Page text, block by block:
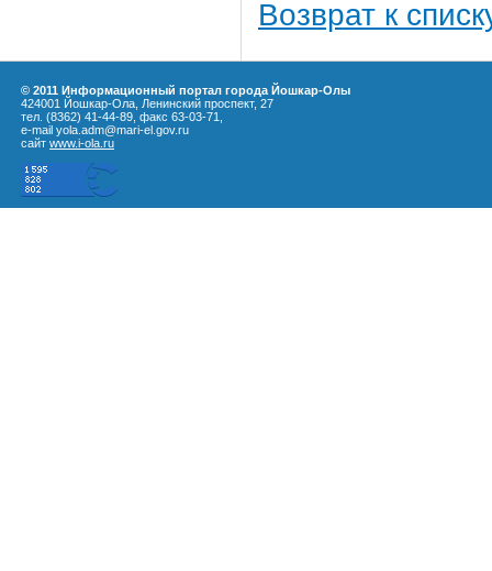
Возврат к
© 2011 Информационный портал города Йошкар-Олы
424001 Йошкар-Ола, Ленинский проспект, 27
тел. (8362) 41-44-89, факс 63-03-71,
e-mail yola.adm@mari-el.gov.ru
сайт www.i-ola.ru